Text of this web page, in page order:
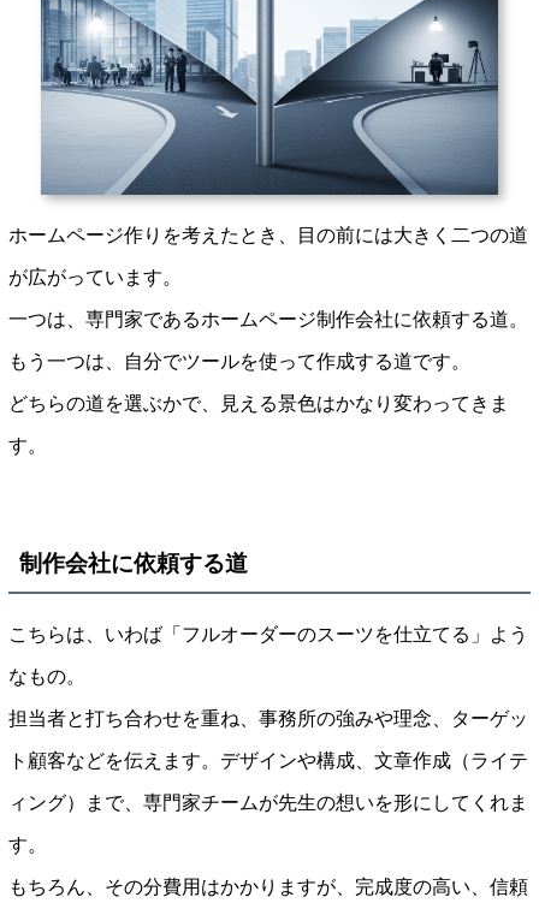
ホームページ作りを考えたとき、目の前には大きく二つの道
が広がっています。
一つは、専門家であるホームページ制作会社に依頼する道。
もう一つは、自分でツールを使って作成する道です。
どちらの道を選ぶかで、見える景色はかなり変わってきま
す。
制作会社に依頼する道
こちらは、いわば「フルオーダーのスーツを仕立てる」よう
なもの。
担当者と打ち合わせを重ね、事務所の強みや理念、ターゲッ
ト顧客などを伝えます。デザインや構成、文章作成（ライテ
ィング）まで、専門家チームが先生の想いを形にしてくれま
す。
もちろん、その分費用はかかりますが、完成度の高い、信頼